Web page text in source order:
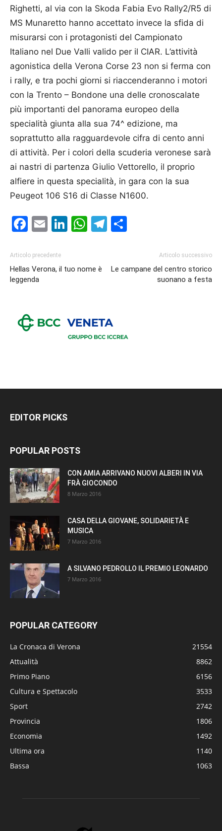
Righetti, al via con la Skoda Fabia Evo Rally2/R5 di
MS Munaretto hanno accettato invece la sfida di
misurarsi con i protagonisti del Campionato
Italiano nel Due Valli valido per il CIAR. L’attività
agonistica della Verona Corse 23 non si ferma con
i rally, e tra pochi giorni si riaccenderanno i motori
con la Trento – Bondone una delle cronoscalate
più importanti del panorama europeo della
specialità giunta alla sua 74^ edizione, ma
soprattutto alla ragguardevole cifra di cento anni
di attività. Per i colori della scuderia veronese sarà
ai nastri di partenza Giulio Vettorello, il proprio
alfiere in questa specialità, in gara con la sua
Peugeot 106 S16 di Classe N1600.
Facebook
EmailLinkedIn
WhatsApp
Telegram
Articolo precedente
Hellas Verona, il tuo nome è
leggenda
Articolo successivo
Le campane del centro storico
suonano a festa
EDITOR PICKS
POPULAR POSTS
CON AMIA ARRIVANO NUOVI ALBERI IN VIA
FRÀ GIOCONDO
8 Marzo 2016
CASA DELLA GIOVANE, SOLIDARIETÀ E
MUSICA
7 Marzo 2016
A SILVANO PEDROLLO IL PREMIO LEONARDO
7 Marzo 2016
POPULAR CATEGORY
La Cronaca di Verona
21554
Attualità
8862
Primo Piano
6156
Cultura e Spettacolo
3533
Sport
2742
Provincia
1806
Economia
1492
Ultima ora
1140
Bassa
1063